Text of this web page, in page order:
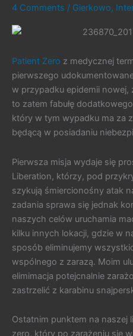
4 Comments / Gierkowo,
Patient Zero z medycznej
pierwszego
w przypadku epidemii nowej,
to zatem fabułę
który w tym wypadku ma za
będącą w posiadaniu
Pierwsza misja wydaje się
Liberation, którzy, pod
szykują śmiercionośny atak
zadania sprawa się jednak
naszych celów uruchamia
kilku innych lokacji, gdzie w
sposób eliminujemy
wspólnego z zarazą. Moim
elimimacja potejcnalnie
zastrzelić z karabinu
Ostatnim punktem na naszej
zero, który po zarażeniu się